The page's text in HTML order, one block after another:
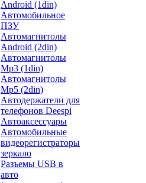
Android (1din)
Автомобильное
ПЗУ
Автомагнитолы
Android (2din)
Автомагнитолы
Mp3 (1din)
Автомагнитолы
Mp5 (2din)
Автодержатели для
телефонов Deespi
Автоаксессуары
Автомобильные
видеорегистраторы
зеркало
Разъемы USB в
авто